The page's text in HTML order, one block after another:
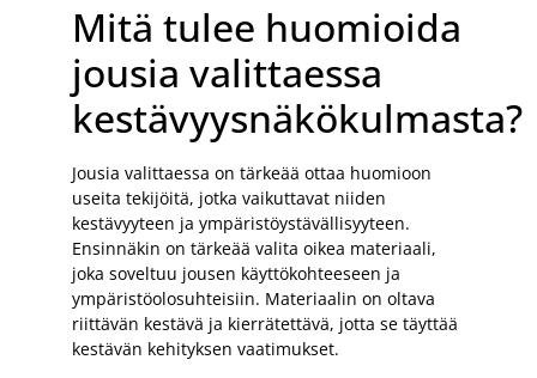
Mitä tulee huomioida
jousia valittaessa
kestävyysnäkökulmasta?
Jousia valittaessa on tärkeää ottaa huomioon
useita tekijöitä, jotka vaikuttavat niiden
kestävyyteen ja ympäristöystävällisyyteen.
Ensinnäkin on tärkeää valita oikea materiaali,
joka soveltuu jousen käyttökohteeseen ja
ympäristöolosuhteisiin. Materiaalin on oltava
riittävän kestävä ja kierrätettävä, jotta se täyttää
kestävän kehityksen vaatimukset.